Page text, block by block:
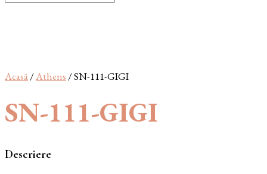
Acasă/Athens / SN-111-GIGI
SN-111-GIGI
Descriere